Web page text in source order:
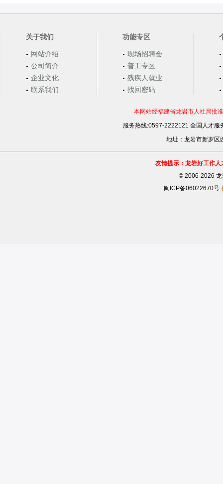
关于我们
网站介绍
公司简介
企业文化
联系我们
功能专区
现场招聘会
普工专区
残疾人就业
找回密码
本网站经福建省龙岩市人社局批
服务热线:0597-2222121 全国人才
地址：龙岩市新罗区
友情提示：龙岩好工作
©2006-2026 龙
闽ICP备06022670号